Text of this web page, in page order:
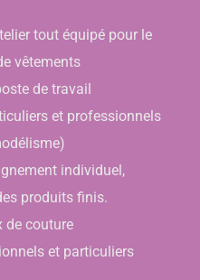
tout équipé pour le
vêtements
de travail
et professionnels
individuel,
produits finis.
de couture
et particuliers